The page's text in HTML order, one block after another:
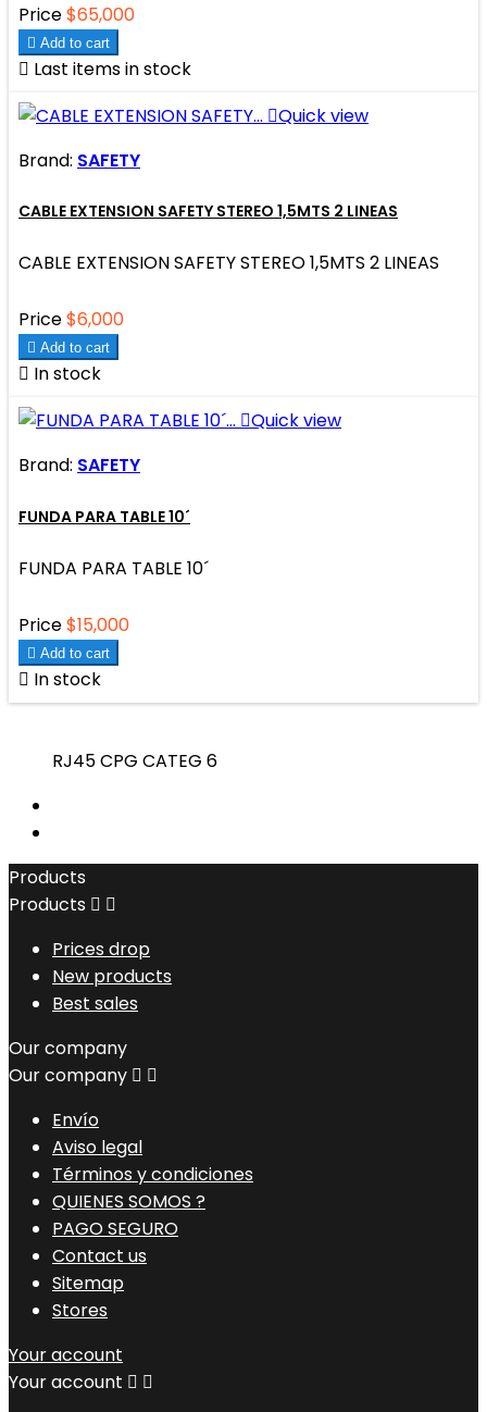
Price$65,000
 Add to cart
 Last items in stock
Quick view
Brand: SAFETY
CABLE EXTENSION SAFETY STEREO 1,5MTS 2 LINEAS
CABLE EXTENSION SAFETY STEREO 1,5MTS 2 LINEAS
Price$6,000
 Add to cart
 In stock
Quick view
Brand: SAFETY
FUNDA PARA TABLE 10´
FUNDA PARA TABLE 10´
Price$15,000
 Add to cart
 In stock
RJ45 CPG CATEG 6
Products
Products  
Prices drop
New products
Best sales
Our company
Our company  
Envío
Aviso legal
Términos y condiciones
QUIENES SOMOS ?
PAGO SEGURO
Contact us
Sitemap
Stores
Your account
Your account  